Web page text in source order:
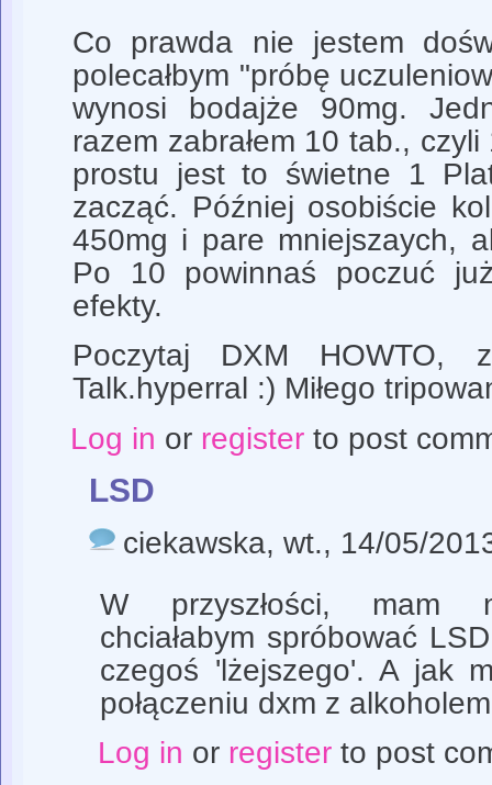
Co prawda nie jestem
polecałbym "próbę
wynosi bodajże 90mg.
razem zabrałem 10 tab.,
prostu jest to świetne 1
zacząć. Później osobiście
450mg i pare mniejszaych,
Po 10 powinnaś poczuć
efekty.
Poczytaj DXM HOWTO,
Talk.hyperral :) Miłego
Log in or registerto post
LSD
ciekawska, wt., 14/05/
W przyszłości, mam
chciałabym spróbować
czegoś 'lżejszego'. A jak
połączeniu dxm z
Log in or registerto post